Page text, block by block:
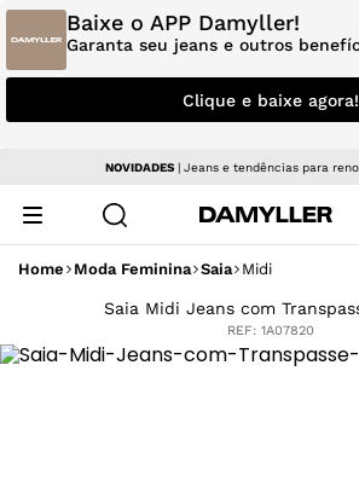
Baixe o APP Damyller!
Garanta seu jeans e outros
Clique e baixe agora!
NOVIDADES| Jeans e tendências para
Home Moda Feminina Saia Midi
Saia Midi Jeans com
REF: 1A07820